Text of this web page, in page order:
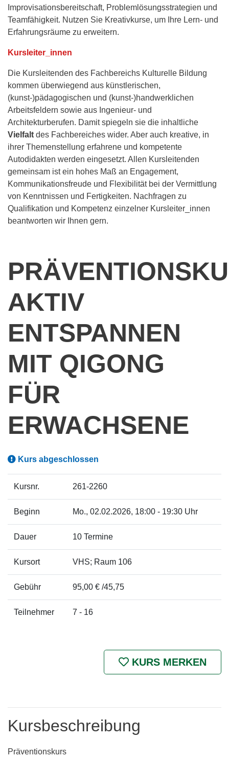
Improvisationsbereitschaft, Problemlösungsstrategien und
Teamfähigkeit. Nutzen Sie Kreativkurse, um Ihre Lern- und
Erfahrungsräume zu erweitern.
Kursleiter_innen
Die Kursleitenden des Fachbereichs Kulturelle Bildung
kommen überwiegend aus künstlerischen,
(kunst-)pädagogischen und (kunst-)handwerklichen
Arbeitsfeldern sowie aus Ingenieur- und
Architekturberufen. Damit spiegeln sie die inhaltliche
Vielfalt des Fachbereiches wider. Aber auch kreative, in
ihrer Themenstellung erfahrene und kompetente
Autodidakten werden eingesetzt. Allen Kursleitenden
gemeinsam ist ein hohes Maß an Engagement,
Kommunikationsfreude und Flexibilität bei der Vermittlung
von Kenntnissen und Fertigkeiten. Nachfragen zu
Qualifikation und Kompetenz einzelner Kursleiter_innen
beantworten wir Ihnen gern.
AKTIV
ENTSPANNEN
MIT QIGONG
FÜR
ERWACHSENE
Kurs abgeschlossen
Kursnr. 261-2260
Beginn Mo., 02.02.2026, 18:00 - 19:30 Uhr
Dauer 10 Termine
Kursort VHS; Raum 106
Gebühr 95,00 € /45,75
Teilnehmer 7 - 16
KURS MERKEN
Kursbeschreibung
Präventionskurs